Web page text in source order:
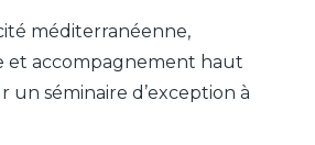
méditerranéenne,
et accompagnement haut
un séminaire d’exception à